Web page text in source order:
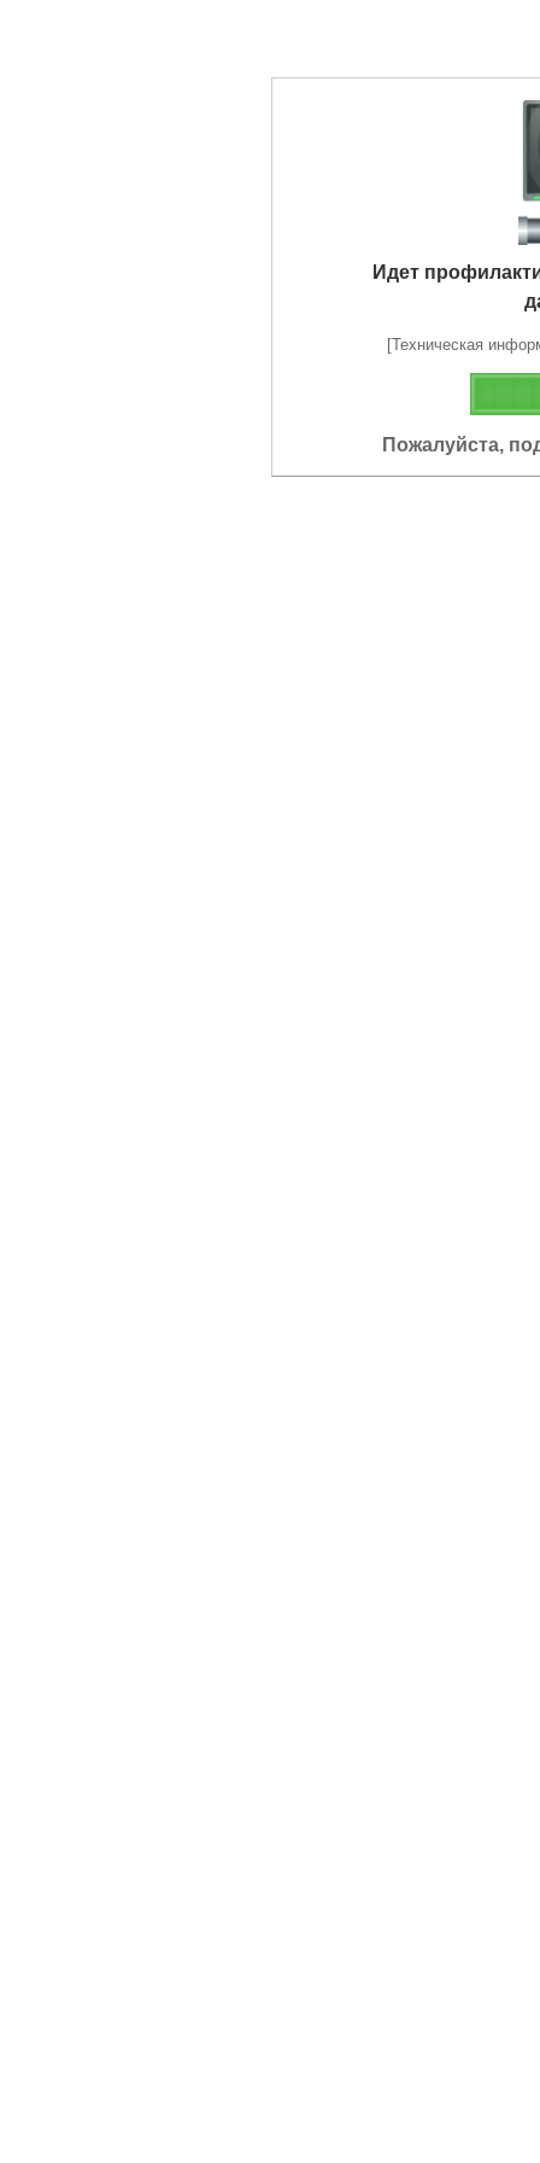
Идет
[Техническая
Пожалуйста,